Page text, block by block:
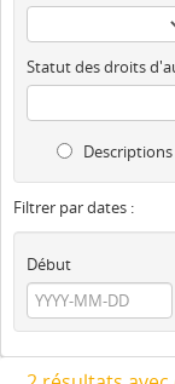
Statut des droits
Filtrer par dates :
Début